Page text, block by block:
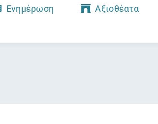
Ενημέρωση Αξιοθέατα